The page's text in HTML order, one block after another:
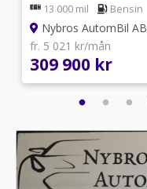
13 000 mil Bensin
Nybros AutomBil AB
fr. 5 021 kr/mån
309 900 kr